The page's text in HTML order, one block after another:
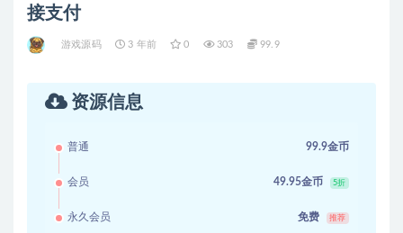
接支付
游戏源码 3 年前 0 303 99.9
资源信息
普通 99.9金币
会员 49.95金币 5折
永久会员 免费 推荐